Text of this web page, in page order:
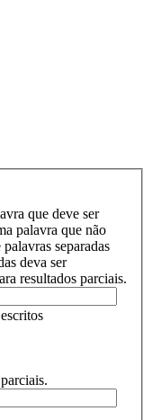
que deve ser
palavra que não
separadas
deva ser
resultados parciais.